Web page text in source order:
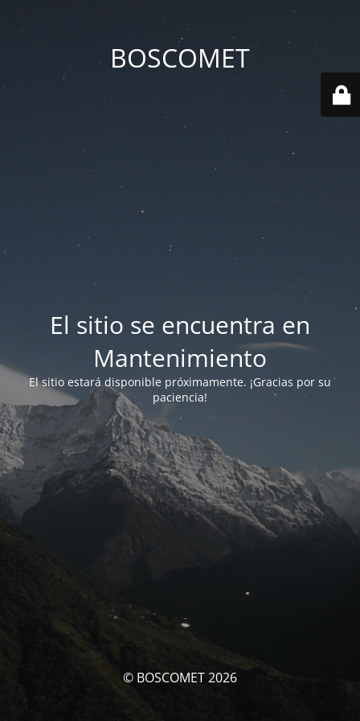
BOSCOMET
El sitio se encuentra en
Mantenimiento
El sitio estará disponible próximamente. ¡Gracias por su
paciencia!
© BOSCOMET 2026